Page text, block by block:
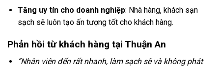
Tăng uy tín cho doanh nghiệp: Nhà hàng, khách sạn
sạch sẽ luôn tạo ấn tượng tốt cho khách hàng.
Phản hồi từ khách hàng tại Thuận An
“Nhân viên đến rất nhanh, làm sạch sẽ và không phát